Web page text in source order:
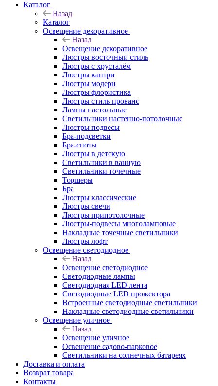
Каталог
Назад
Каталог
Освещение декоративное
Назад
Освещение декоративное
Люстры восточный стиль
Люстры с хрусталём
Люстры кантри
Люстры модерн
Люстры флористика
Люстры стиль прованс
Лампы настольные
Светильники настенно-потолочные
Люстры подвесы
Бра-подсветки
Бра-споты
Люстры в детскую
Светильники в ванную
Светильники точечные
Торшеры
Бра
Люстры классические
Люстры свечи
Люстры припотолочные
Люстры-подвесы многоламповые
Накладные точечные светильники
Люстры лофт
Освещение светодиодное
Назад
Освещение светодиодное
Светодиодные лампы
Светодиодная LED лента
Светодиодные LED прожектора
Встроенные светодиодные светильники
Накладные светодиодные светильники
Освещение уличное
Назад
Освещение уличное
Освещение садово-парковое
Светильники на солнечных батареях
Доставка и оплата
Возврат товара
Контакты